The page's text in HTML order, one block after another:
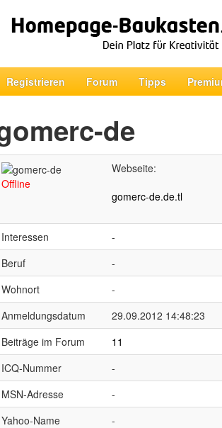
Registrieren Forum Tipps
de
Offline
Webseite:
gomerc-de.de.tl
Interessen
-
Beruf
-
Wohnort
-
Anmeldungsdatum
29.09.2012 14:48:23
Beiträge im Forum
11
ICQ-Nummer
-
MSN-Adresse
-
Yahoo-Name
-